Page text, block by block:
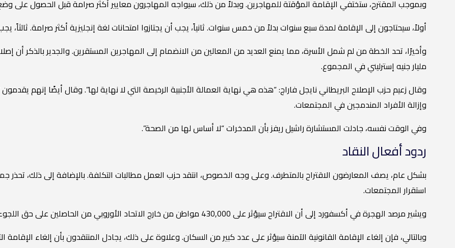
وبموجب المقترح، ستختفي الإقامة المؤقتة للمهاجرين. وبدلاً من ذلك، سيواجه المهاجرون معايير أكثر صرامة قبل الحصول على
أولاً، سيحتاجون إلى الإقامة لمدة سبع سنوات بدلاً من خمس سنوات. ثانياً، يجب أن يجتازوا امتحانات لغة إنجليزية أكثر صرامة. ثالثاً،
مليار جنيه إسترليني في المجموع.
وقال زعيم حزب الإصلاح البريطاني نايجل فاراج: “هذه هي نهاية العمالة الأجنبية الرخيصة التي لا نهاية لها”. وقال أيضًا إنهم
وإزالة الأفراد المندمجين في المجتمعات.
وفي الوقت نفسه، جادلت المستشارة راشيل ريفز بأن المدخرات “لا أساس لها من الصحة”.
ردود أفعال النقاد
بشكل عام، يصف المعارضون الاقتراح بالمتطرف. وعلى وجه الخصوص، انتقد حزب العمل مطالبات التكلفة. بالإضافة إلى ذلك،
استقرار المجتمعات.
ويشير مرصد الهجرة في أكسفورد إلى أن الاقتراح سيؤثر على 430,000 مواطن من خارج الاتحاد الأوروبي من الحاصلين على حق اللجوء السياسي (ILR) منذ عام 2005.
وبالتالي، فإن إلغاء الإقامة القانونية الآمنة سيؤثر على عدد كبير من السكان. وعلاوة على ذلك، يجادل المنتقدون بأن إلغاء